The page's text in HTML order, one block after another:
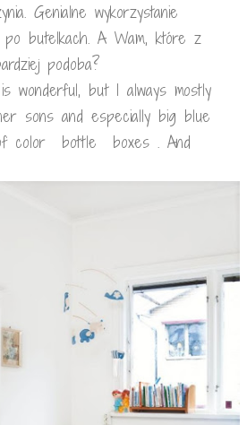
Genialne wykorzystanie
po butelkach. A Wam, które z
podoba?
wonderful, but I always mostly
sons and especially big blue
color bottle boxes . And